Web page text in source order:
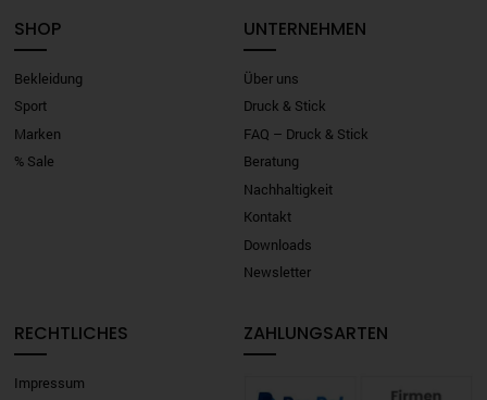
SHOP
Bekleidung
Sport
Marken
% Sale
UNTERNEHMEN
Über uns
Druck & Stick
FAQ – Druck & Stick
Beratung
Nachhaltigkeit
Kontakt
Downloads
Newsletter
RECHTLICHES
Impressum
ZAHLUNGSARTEN